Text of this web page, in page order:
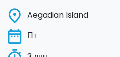
place Aegadian Island
date_range Пт